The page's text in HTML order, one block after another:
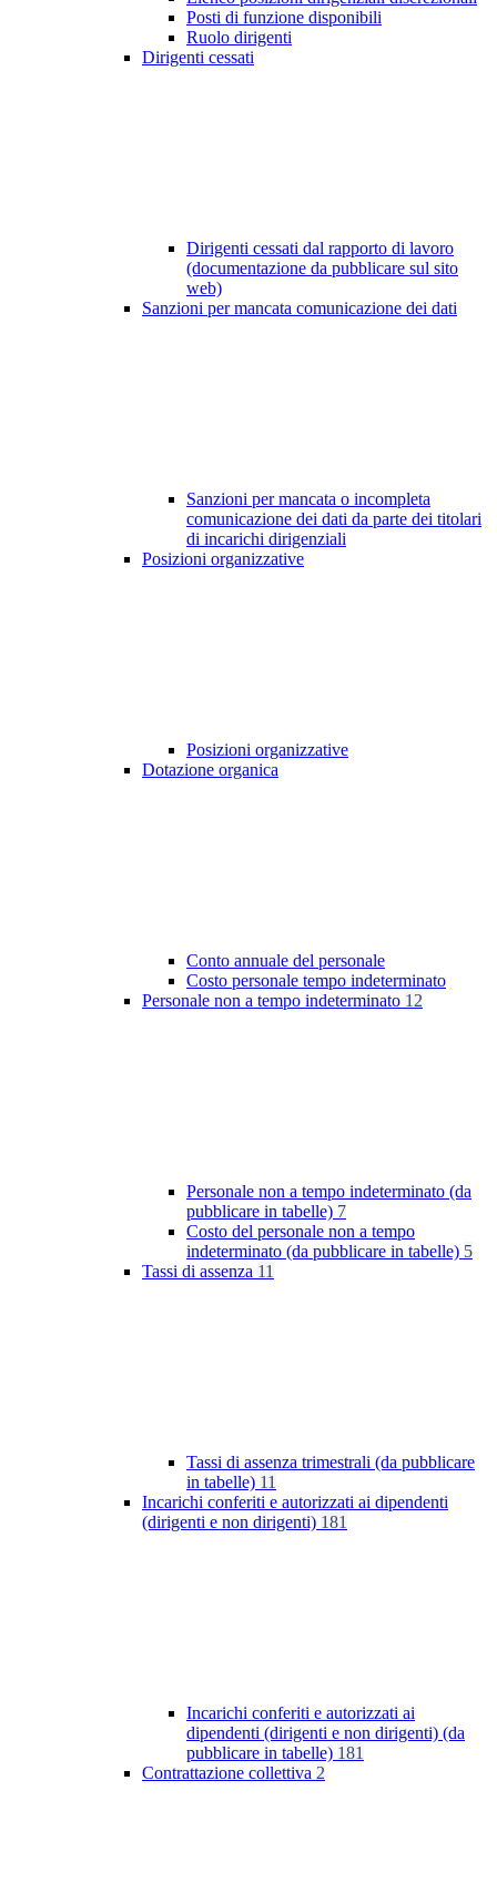
Posti di funzione disponibili
Ruolo dirigenti
Dirigenti cessati
Dirigenti cessati dal rapporto di lavoro
(documentazione da pubblicare sul sito
web)
Sanzioni per mancata comunicazione dei dati
Sanzioni per mancata o incompleta
comunicazione dei dati da parte dei titolari
di incarichi dirigenziali
Posizioni organizzative
Posizioni organizzative
Dotazione organica
Conto annuale del personale
Costo personale tempo indeterminato
Personale non a tempo indeterminato 12
Personale non a tempo indeterminato (da
pubblicare in tabelle) 7
Costo del personale non a tempo
indeterminato (da pubblicare in tabelle) 5
Tassi di assenza 11
Tassi di assenza trimestrali (da pubblicare
in tabelle) 11
Incarichi conferiti e autorizzati ai dipendenti
(dirigenti e non dirigenti) 181
Incarichi conferiti e autorizzati ai
dipendenti (dirigenti e non dirigenti) (da
pubblicare in tabelle) 181
Contrattazione collettiva 2